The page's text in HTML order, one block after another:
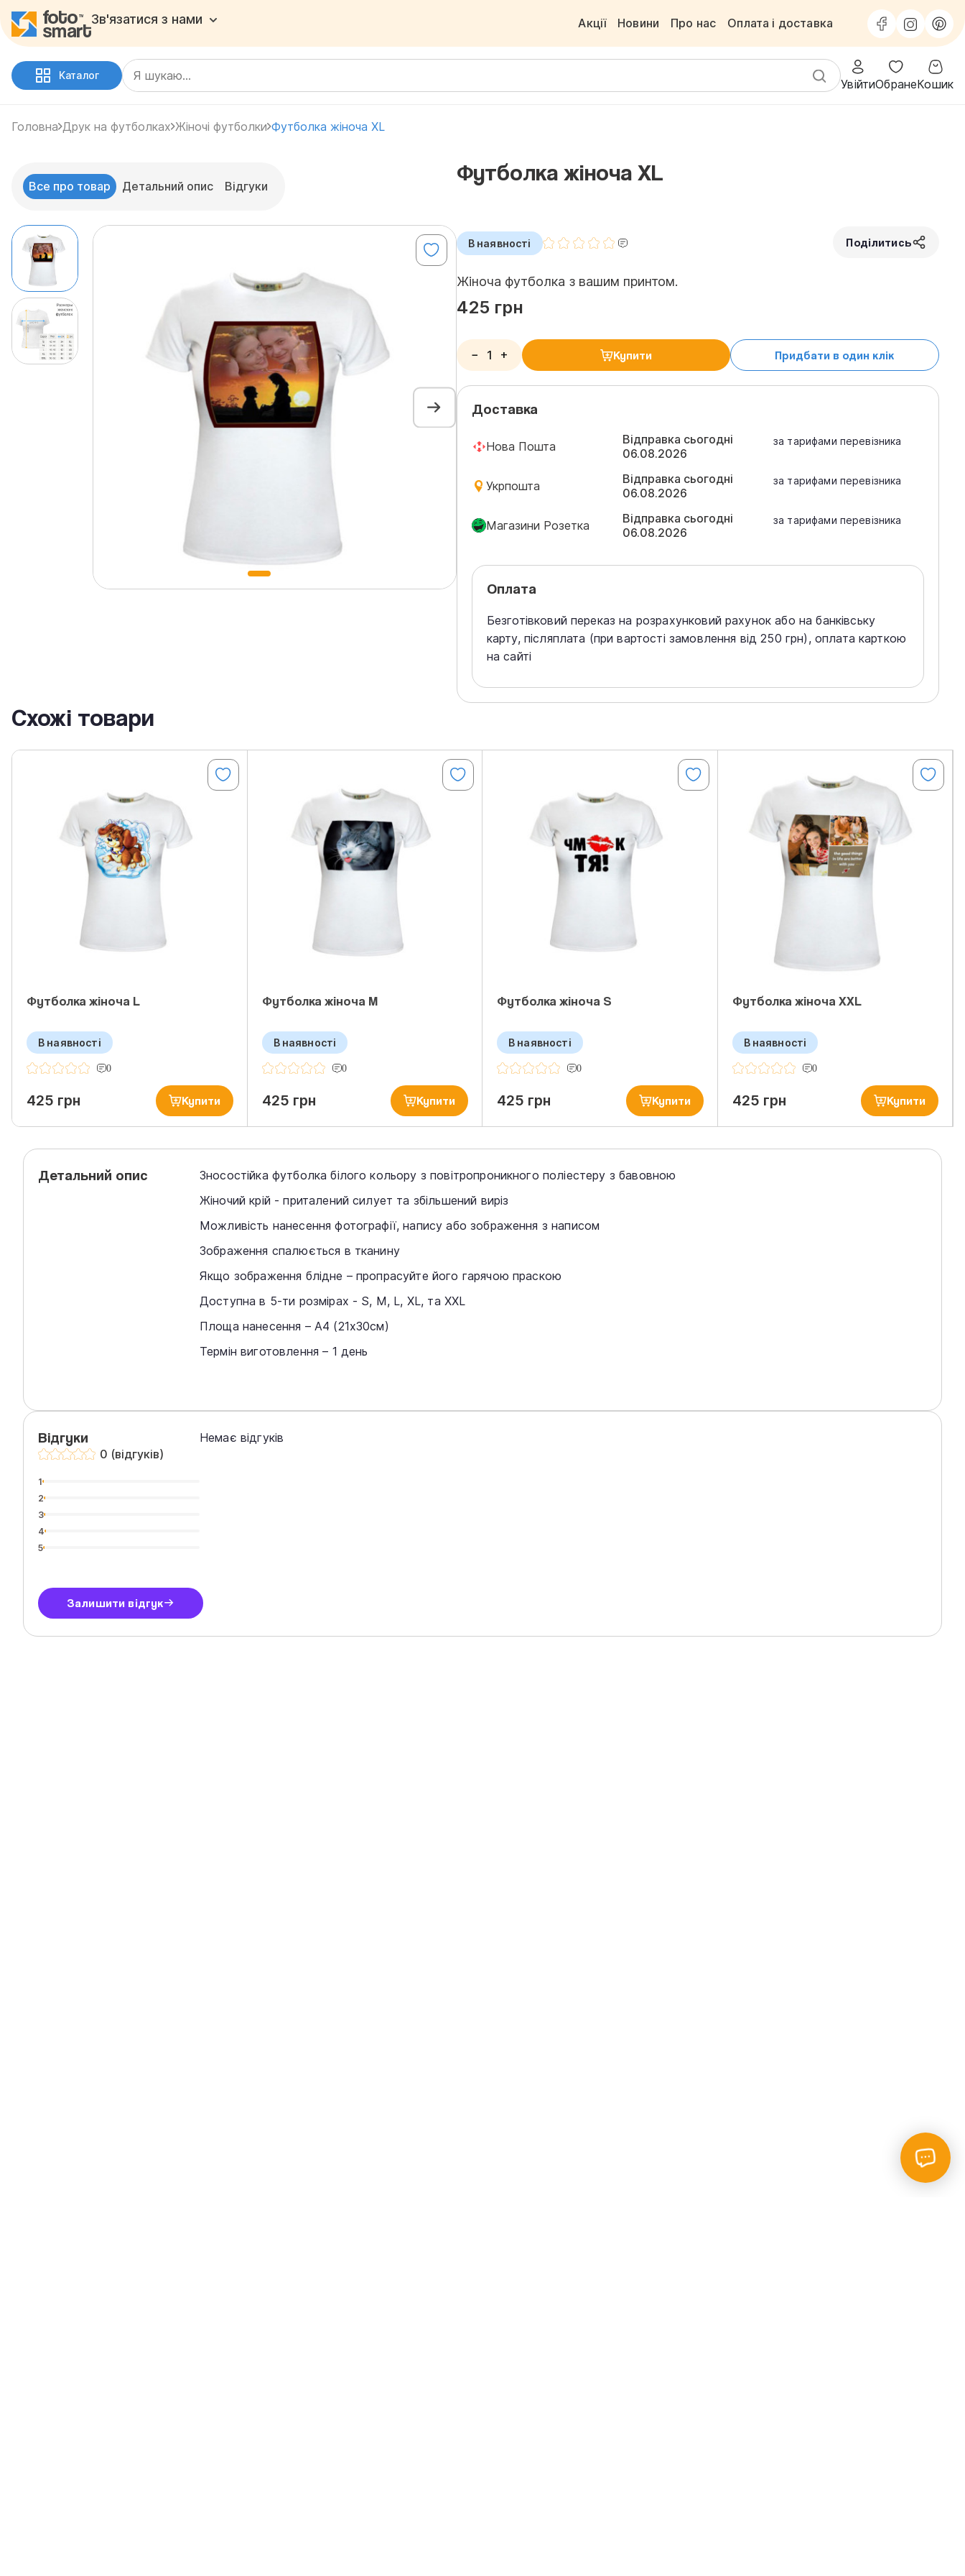
Зв'язатися з нами Акції Новини Про нас Оплата і доставка
Каталог
УвійтиОбранеКошик
Головна Друк на футболках Жіночі футболки Футболка жіноча XL
Все про товар Детальний опис Відгуки
Футболка жіноча XL
В наявності Поділитись
Жіноча футболка з вашим принтом.
425 грн
− + Купити Придбати в один клік
Доставка
Нова Пошта
Відправка сьогодні
06.08.2026
за тарифами перевізника
Укрпошта
Відправка сьогодні
06.08.2026
за тарифами перевізника
Магазини Розетка
Відправка сьогодні
06.08.2026
за тарифами перевізника
Оплата
Безготівковий переказ на розрахунковий рахунок або на банківську
карту, післяплата (при вартості замовлення від 250 грн), оплата карткою
на сайті
Схожі товари
Футболка жіноча L
В наявності
0
425 грн Купити
Футболка жіноча M
В наявності
0
425 грн Купити
Футболка жіноча S
В наявності
0
425 грн Купити
Футболка жіноча ХXL
В наявності
0
425 грн Купити
Детальний опис
Зносостійка футболка білого кольору з повітропроникного поліестеру з бавовною
Жіночий крій - приталений силует та збільшений виріз
Можливість нанесення фотографії, напису або зображення з написом
Зображення спалюється в тканину
Якщо зображення блідне – пропрасуйте його гарячою праскою
Доступна в 5-ти розмірах - S, M, L, XL, та XXL
Площа нанесення – А4 (21х30см)
Термін виготовлення – 1 день
Відгуки
0 (відгуків)
1
2
3
4
5
Залишити відгук
Немає відгуків